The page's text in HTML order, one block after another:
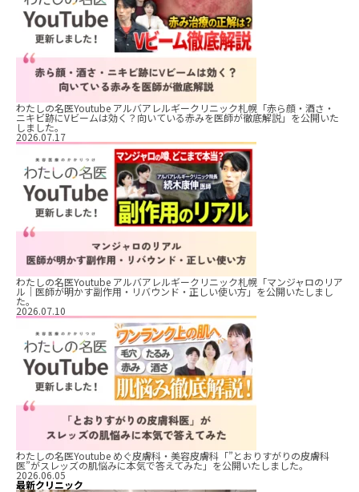
わたしの名医Youtube アルバアレルギークリニック札幌「赤ら顔・酒さ・
ニキビ跡にVビームは効く？向いている赤みを医師が徹底解説」を公開いた
しました。
2026.07.17
わたしの名医Youtube アルバアレルギークリニック札幌「マンジャロのリア
ル｜医師が明かす副作用・リバウンド・正しい使い方」を公開いたしまし
た。
2026.07.10
わたしの名医Youtube めぐ皮膚科・美容皮膚科「”とおりすがりの皮膚科
医”がスレッズの肌悩みに本気で答えてみた」を公開いたしました。
2026.06.05
最新クリニック